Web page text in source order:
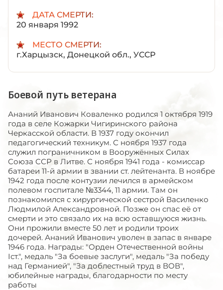
ДАТА СМЕРТИ:
20 января 1992
МЕСТО СМЕРТИ:
г.Харцызск, Донецкой обл., УССР
Боевой путь ветерана
Ананий Иванович Коваленко родился 1 октября 1919
года в селе Кожарки Чигиринского района
Черкасской области. В 1937 году окончил
педагогический техникум. С ноября 1937 года
служил пограничником в Вооружённых Силах
Союза ССР в Литве. С ноября 1941 года - комиссар
батареи 11-й армии в звании ст. лейтенанта. В ноябре
1942 года после контузии лечился в армейском
полевом госпитале №3344, 11 армии. Там он
познакомился с хирургической сестрой Василенко
Людмилой Александровной. Позже он спас её от
смерти и это связало их на всю оставшуюся жизнь.
Они прожили вместе 50 лет и родили троих
дочерей. Ананий Иванович уволен в запас в январе
1946 года. Награды: "Орден Отечественной войны
Iст.", медаль "За боевые заслуги", медаль "За победу
над Германией", "За доблестный труд в ВОВ",
юбилейные награды, благодарности по месту
работы